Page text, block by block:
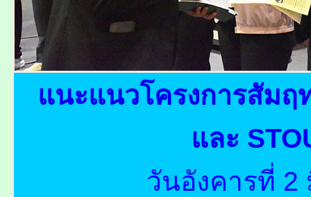
แนะแนวโครงการสัม
และ
วันอังคารที่ 2